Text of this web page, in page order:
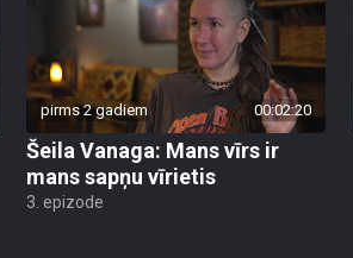
pirms 2 gadiem 00:02:20
Šeila Vanaga: Mans vīrs ir
mans sapņu vīrietis
3. epizode